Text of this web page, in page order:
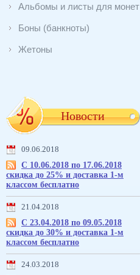
Альбомы и листы для монет
Боны (банкноты)
Жетоны
Новости
09.06.2018
С 10.06.2018 по 17.06.2018
скидка до 25% и доставка 1-м
классом бесплатно
21.04.2018
С 23.04.2018 по 09.05.2018
скидка до 30% и доставка 1-м
классом бесплатно
24.03.2018